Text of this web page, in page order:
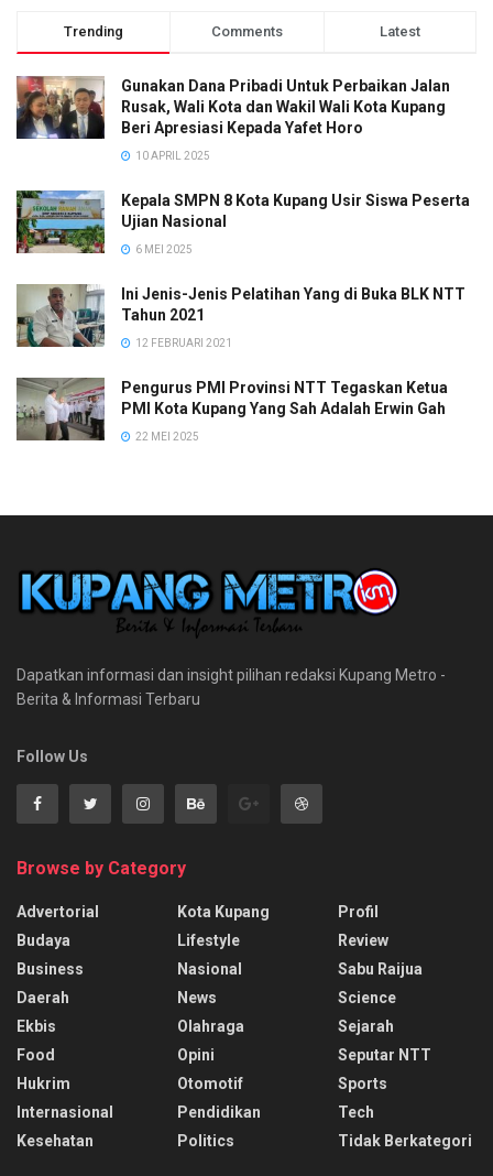
Trending Comments Latest
Gunakan Dana Pribadi Untuk Perbaikan Jalan
Rusak, Wali Kota dan Wakil Wali Kota Kupang
Beri Apresiasi Kepada Yafet Horo
10 APRIL 2025
Kepala SMPN 8 Kota Kupang Usir Siswa Peserta
Ujian Nasional
6 MEI 2025
Ini Jenis-Jenis Pelatihan Yang di Buka BLK NTT
Tahun 2021
12 FEBRUARI 2021
Pengurus PMI Provinsi NTT Tegaskan Ketua
PMI Kota Kupang Yang Sah Adalah Erwin Gah
22 MEI 2025
Dapatkan informasi dan insight pilihan redaksi Kupang Metro -
Berita & Informasi Terbaru
Follow Us
Browse by Category
Advertorial
Budaya
Business
Daerah
Ekbis
Food
Hukrim
Internasional
Kesehatan
Kota Kupang
Lifestyle
Nasional
News
Olahraga
Opini
Otomotif
Pendidikan
Politics
Profil
Review
Sabu Raijua
Science
Sejarah
Seputar NTT
Sports
Tech
Tidak Berkategori